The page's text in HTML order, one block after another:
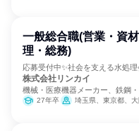
一般総合職(営業・資
理・総務)
応募受付中✨社会を支える水処
株式会社リンカイ
機械・医療機器メーカー、鉄鋼
27年卒 埼玉県、東京都、